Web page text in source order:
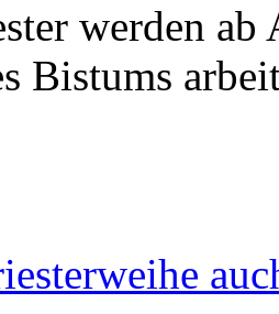
werden
Bistums